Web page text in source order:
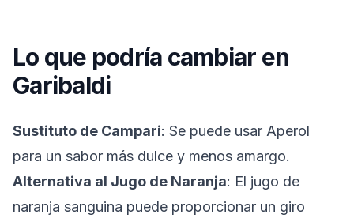
Lo que podría cambiar en
Garibaldi
Sustituto de Campari: Se puede usar Aperol
para un sabor más dulce y menos amargo.
Alternativa al Jugo de Naranja: El jugo de
naranja sanguina puede proporcionar un giro